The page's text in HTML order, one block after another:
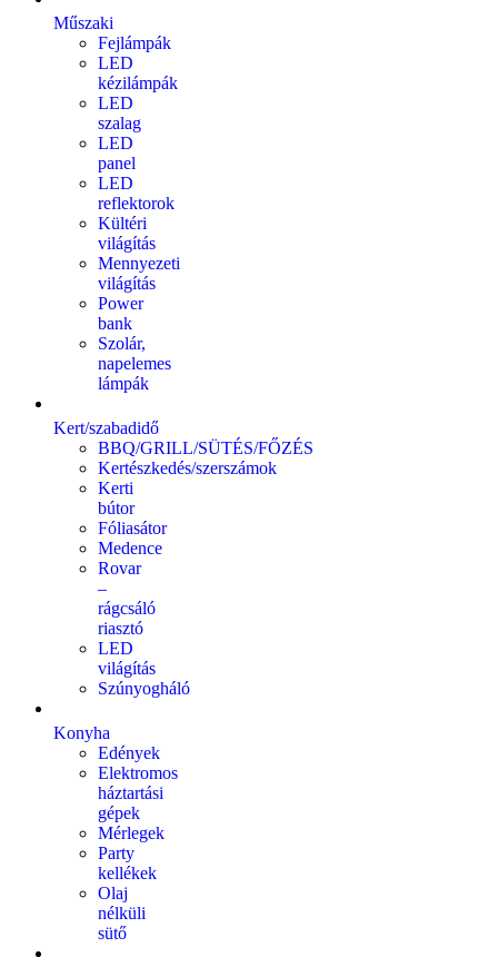
Műszaki
Fejlámpák
LED
kézilámpák
LED
szalag
LED
panel
LED
reflektorok
Kültéri
világítás
Mennyezeti
világítás
Power
bank
Szolár,
napelemes
lámpák
Kert/szabadidő
BBQ/GRILL/SÜTÉS/FŐZÉS
Kertészkedés/szerszámok
Kerti
bútor
Fóliasátor
Medence
Rovar
–
rágcsáló
riasztó
LED
világítás
Szúnyogháló
Konyha
Edények
Elektromos
háztartási
gépek
Mérlegek
Party
kellékek
Olaj
nélküli
sütő